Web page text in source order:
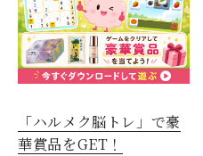
「ハルメク脳トレ」で豪
華賞品をGET！